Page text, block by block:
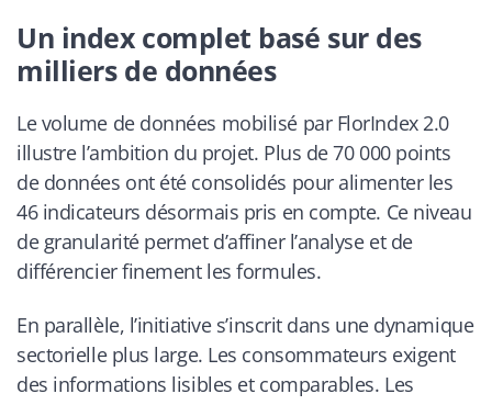
Un index complet basé sur des
milliers de données
Le volume de données mobilisé par FlorIndex 2.0
illustre l’ambition du projet. Plus de 70 000 points
de données ont été consolidés pour alimenter les
46 indicateurs désormais pris en compte. Ce niveau
de granularité permet d’affiner l’analyse et de
différencier finement les formules.
En parallèle, l’initiative s’inscrit dans une dynamique
sectorielle plus large. Les consommateurs exigent
des informations lisibles et comparables. Les